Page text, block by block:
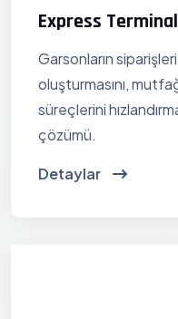
Express Terminal
Garsonların
oluşturmasını,
süreçlerini
çözümü.
Detaylar